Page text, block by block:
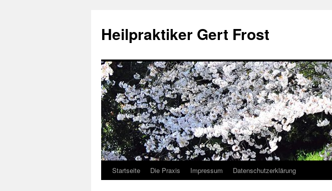
Heilpraktiker Gert Frost
ZumStartseite Die Praxis Impressum Datenschutzerklärung